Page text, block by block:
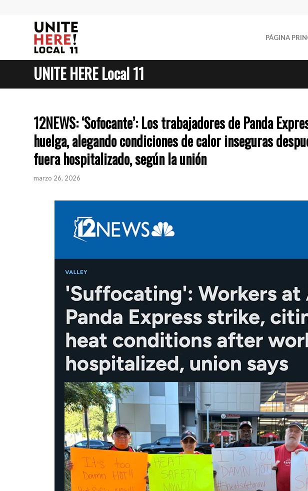
PÁGINA
UNITE HERE Local 11
12NEWS: ‘Sofocante’: Los trabajadores de Panda
huelga, alegando condiciones de calor inseguras
fuera hospitalizado, según la unión
marzo 26, 2026